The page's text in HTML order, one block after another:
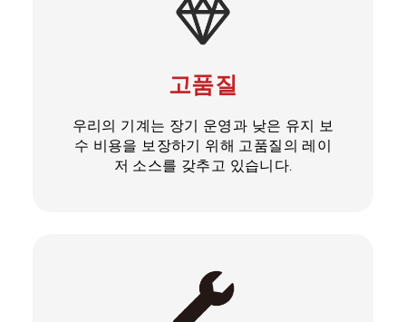
고품질
우리의 기계는 장기 운영과 낮은 유지 보
수 비용을 보장하기 위해 고품질의 레이
저 소스를 갖추고 있습니다.